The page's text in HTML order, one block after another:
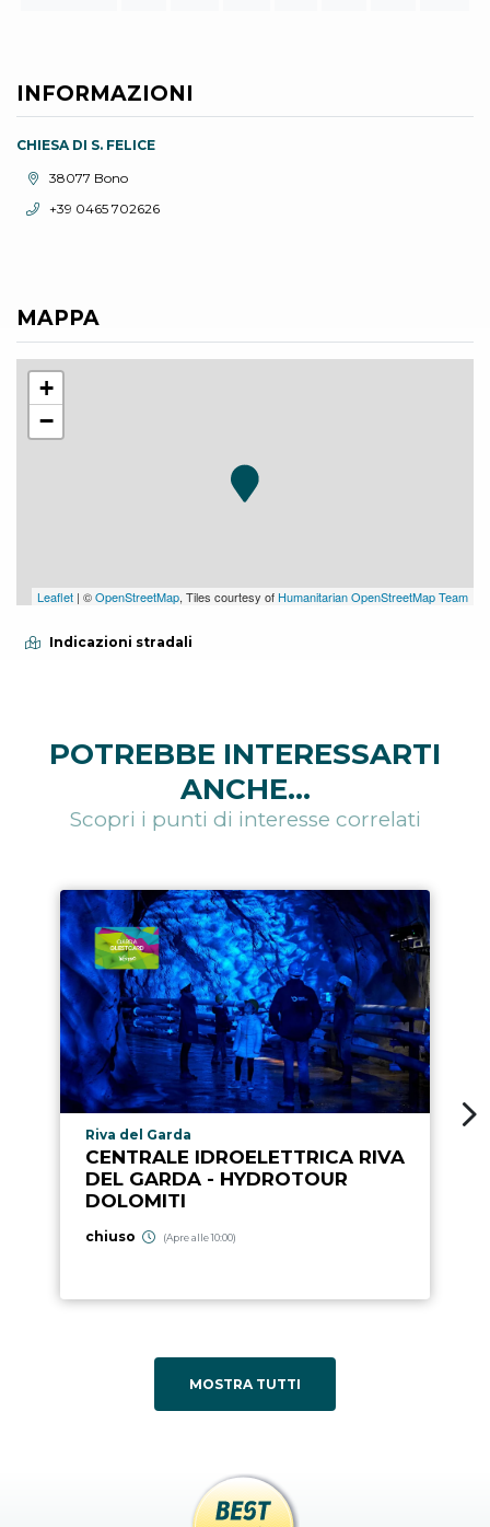
INFORMAZIONI
CHIESA DI S. FELICE
Località:38077 Bono
Telefono:
+39 0465 702626
MAPPA
+
−
Leaflet | ©OpenStreetMap, Tiles courtesy of Humanitarian OpenStreetMap Team
Indicazioni stradali
POTREBBE INTERESSARTI
ANCHE...
Scopri i punti di interesse correlati
Località punto di interesse
Riva del Garda
CENTRALE IDROELETTRICA RIVA
DEL GARDA - HYDROTOUR
DOLOMITI
chiuso (Apre alle 10:00)
MOSTRA TUTTI